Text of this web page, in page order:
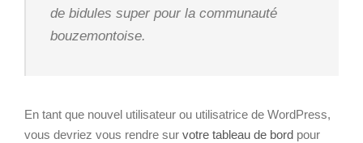
de bidules super pour la communauté
bouzemontoise.
En tant que nouvel utilisateur ou utilisatrice de WordPress,
vous devriez vous rendre sur votre tableau de bord pour